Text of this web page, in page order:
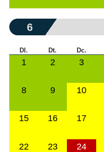
6
Dl. Dt. Dc.
1 2 3
8 9 10
15 16 17
22 23 24